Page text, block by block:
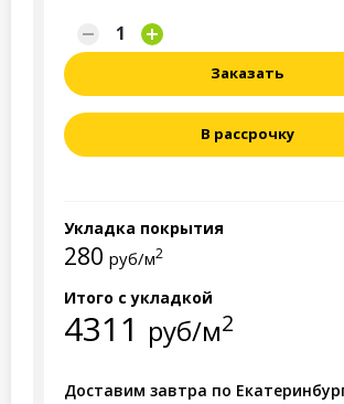
Заказать
В рассрочку
Укладка покрытия
280 руб/м2
Итого с укладкой
4311 руб/м2
Доставим завтра по